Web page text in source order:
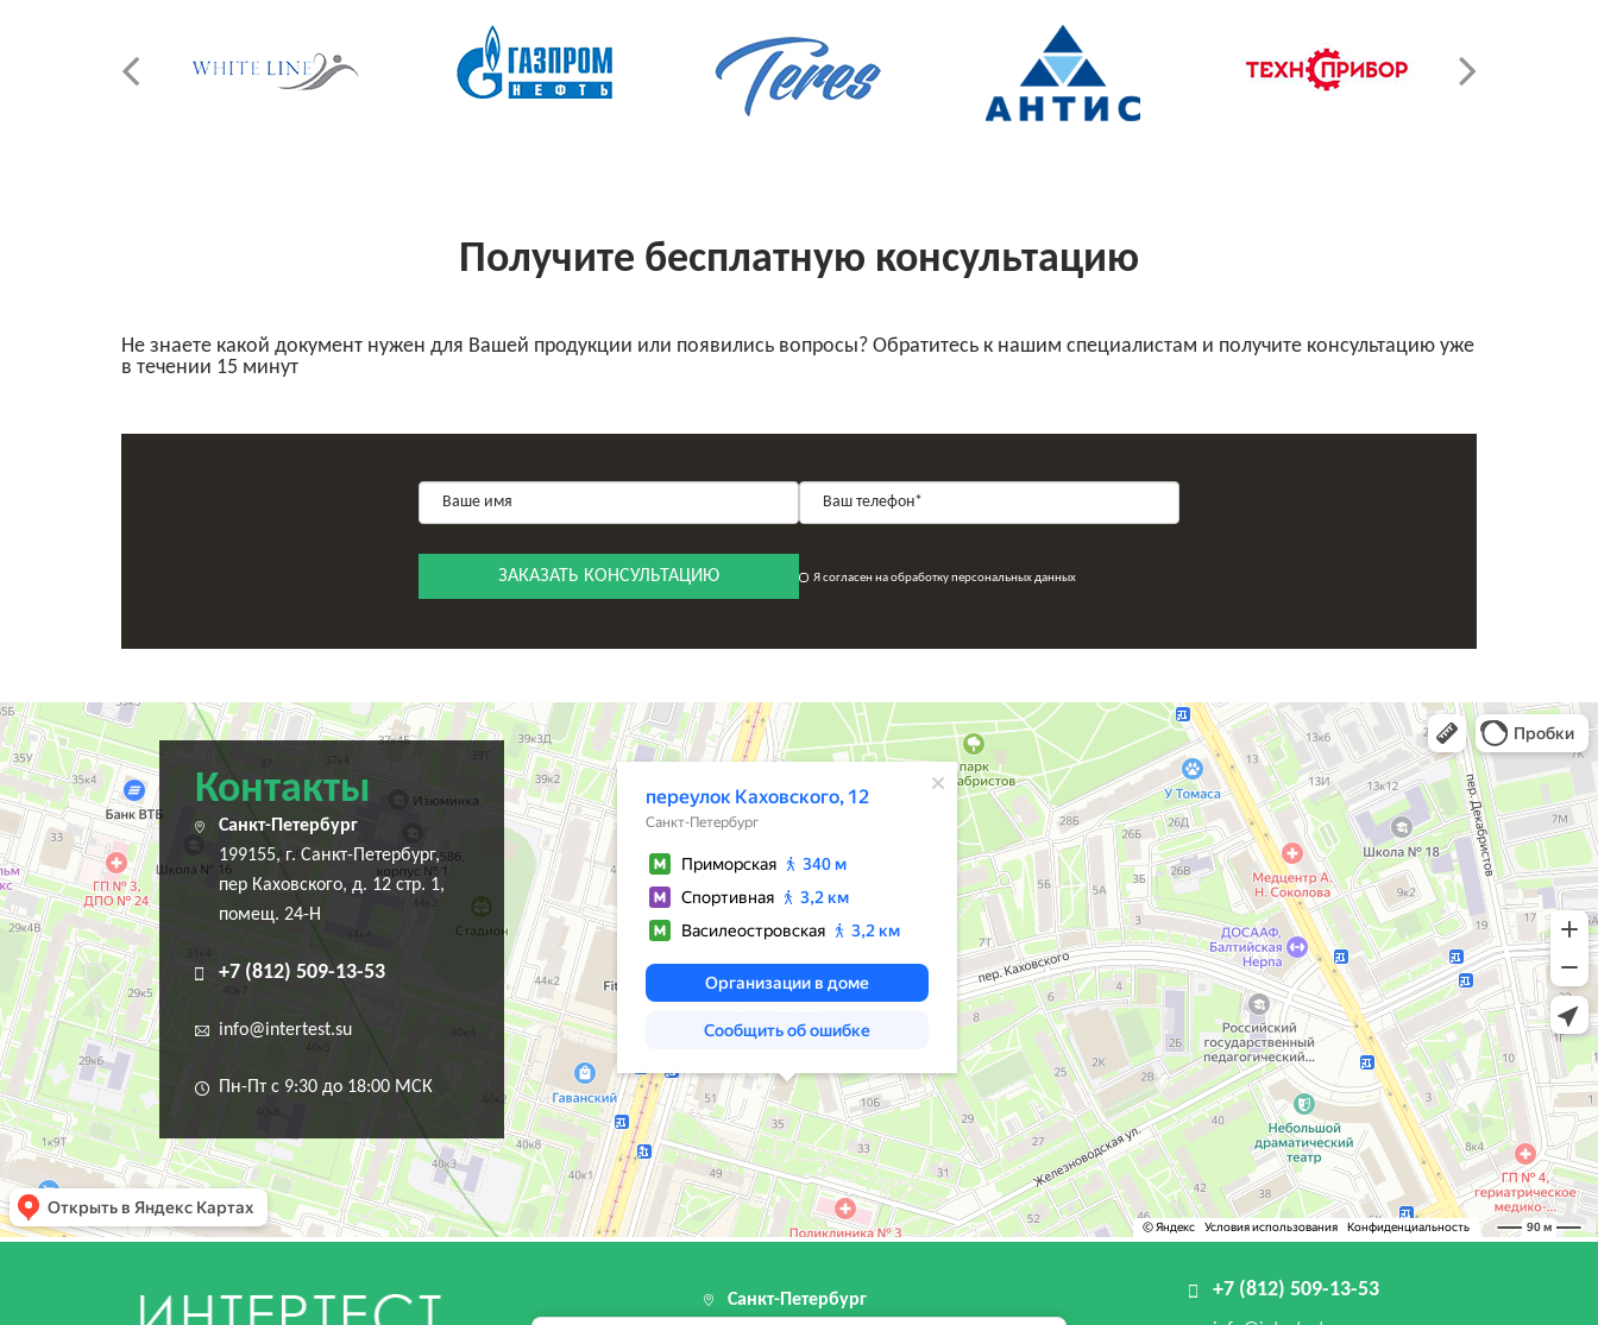
Получите бесплатную консультацию
Не знаете какой документ нужен для Вашей продукции или появились вопросы? Обратитесь к нашим специалистам и получите консультацию уже
в течении 15 минут
ЗАКАЗАТЬ КОНСУЛЬТАЦИЮ Я согласен на обработку персональных данных
Санкт‑Петербург
Переулок Каховского, 12 — Яндекс Карты
Контакты
Санкт-Петербург
199155, г. Санкт-Петербург,
пер Каховского, д. 12 стр. 1,
помещ. 24-Н
+7 (812) 509-13-53
info@intertest.su
Пн-Пт с 9:30 до 18:00 МСК
Санкт-Петербург +7 (812) 509-13-53